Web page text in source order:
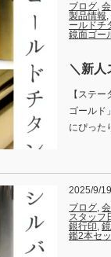
ブログ,
製品情報,
ールドチ
鏡面ゴー
＼新人
【ステ
ゴールド」
にぴった
2025/9/19
ブログ,
スタッフ
銀行印,
鑑2本セ